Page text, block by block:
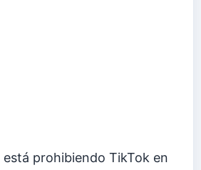
prohibiendo TikTok en